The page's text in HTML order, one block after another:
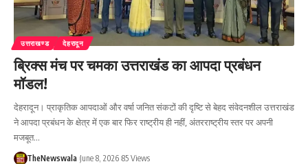
उत्तराखण्ड देहरादून
ब्रिक्स मंच पर चमका उत्तराखंड का आपदा प्रबंधन
मॉडल!
देहरादून। प्राकृतिक आपदाओं और वर्षा जनित संकटों की दृष्टि से बेहद संवेदनशील उत्तराखंड
ने आपदा प्रबंधन के क्षेत्र में एक बार फिर राष्ट्रीय ही नहीं, अंतरराष्ट्रीय स्तर पर अपनी
मजबूत…
TheNewswala June 8, 2026 85 Views